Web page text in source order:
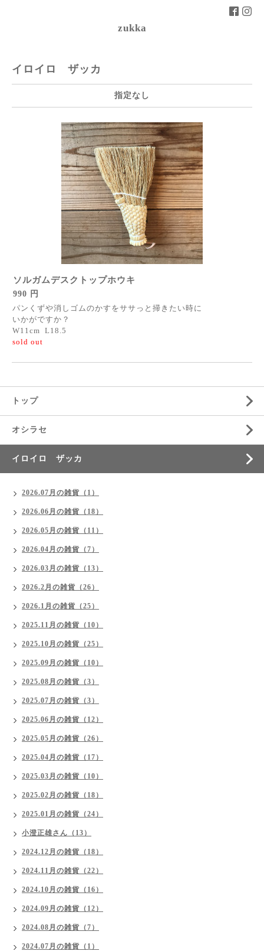
zukka
イロイロ ザッカ
指定なし
ソルガムデスクトップホウキ
990 円
パンくずや消しゴムのかすをササっと掃きたい時に
いかがですか？
W11cm L18.5
sold out
トップ
オシラセ
イロイロ ザッカ
2026.07月の雑貨（1）
2026.06月の雑貨（18）
2026.05月の雑貨（11）
2026.04月の雑貨（7）
2026.03月の雑貨（13）
2026.2月の雑貨（26）
2026.1月の雑貨（25）
2025.11月の雑貨（10）
2025.10月の雑貨（25）
2025.09月の雑貨（10）
2025.08月の雑貨（3）
2025.07月の雑貨（3）
2025.06月の雑貨（12）
2025.05月の雑貨（26）
2025.04月の雑貨（17）
2025.03月の雑貨（10）
2025.02月の雑貨（18）
2025.01月の雑貨（24）
小澄正雄さん（13）
2024.12月の雑貨（18）
2024.11月の雑貨（22）
2024.10月の雑貨（16）
2024.09月の雑貨（12）
2024.08月の雑貨（7）
2024.07月の雑貨（1）